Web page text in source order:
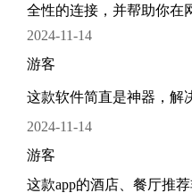
全性的连接，并帮助你在
2024-11-14
游客
这款软件简直是神器，解
2024-11-14
游客
这款app的酒店、餐厅推